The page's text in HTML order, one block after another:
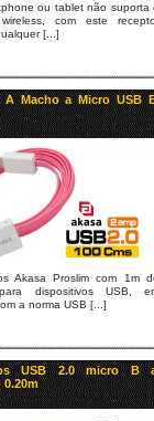
ou tablet não suporta
wireless, com este
[...]
A Macho a Micro USB
Akasa Proslim com 1m
dispositivos USB,
a norma USB [...]
USB 2.0 micro B
0.20m